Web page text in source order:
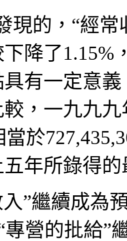
現的，“經
降了1.15%
有一定意
，一九九
當於
年所錄得
”繼續成為
專營的批給”